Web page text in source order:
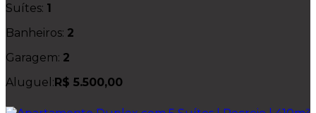
Suítes: 1
Banheiros: 2
Garagem: 2
Aluguel:R$ 5.500,00